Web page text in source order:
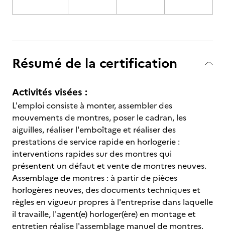
Résumé de la certification
Activités visées :
L'emploi consiste à monter, assembler des
mouvements de montres, poser le cadran, les
aiguilles, réaliser l'emboîtage et réaliser des
prestations de service rapide en horlogerie :
interventions rapides sur des montres qui
présentent un défaut et vente de montres neuves.
Assemblage de montres : à partir de pièces
horlogères neuves, des documents techniques et
règles en vigueur propres à l'entreprise dans laquelle
il travaille, l'agent(e) horloger(ère) en montage et
entretien réalise l'assemblage manuel de montres.